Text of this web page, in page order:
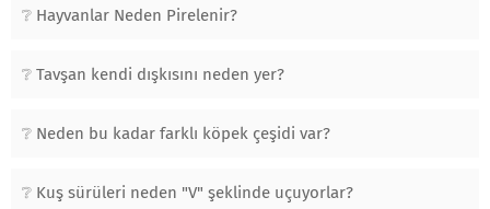
Hayvanlar Neden Pirelenir?
Tavşan kendi dışkısını neden yer?
Neden bu kadar farklı köpek çeşidi var?
Kuş sürüleri neden "V" şeklinde uçuyorlar?